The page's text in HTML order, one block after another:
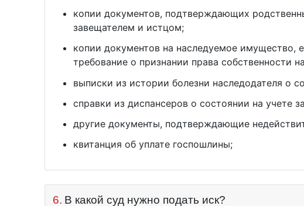
копии документов, подтверждающих
завещателем и истцом;
копии документов на наследуемое имущество,
требование о признании права собственности
выписки из истории болезни наследодателя о
справки из диспансеров о состоянии на учете
другие документы, подтверждающие
квитанция об уплате госпошлины;
6. В какой суд нужно подать иск?